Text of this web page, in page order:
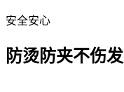
安全安心
防烫防夹不伤发